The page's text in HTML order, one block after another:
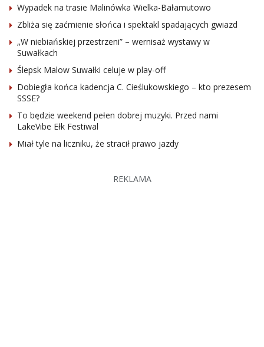
Wypadek na trasie Malinówka Wielka-Bałamutowo
Zbliża się zaćmienie słońca i spektakl spadających gwiazd
„W niebiańskiej przestrzeni” – wernisaż wystawy w
Suwałkach
Ślepsk Malow Suwałki celuje w play-off
Dobiegła końca kadencja C. Cieślukowskiego – kto prezesem
SSSE?
To będzie weekend pełen dobrej muzyki. Przed nami
LakeVibe Ełk Festiwal
Miał tyle na liczniku, że stracił prawo jazdy
REKLAMA